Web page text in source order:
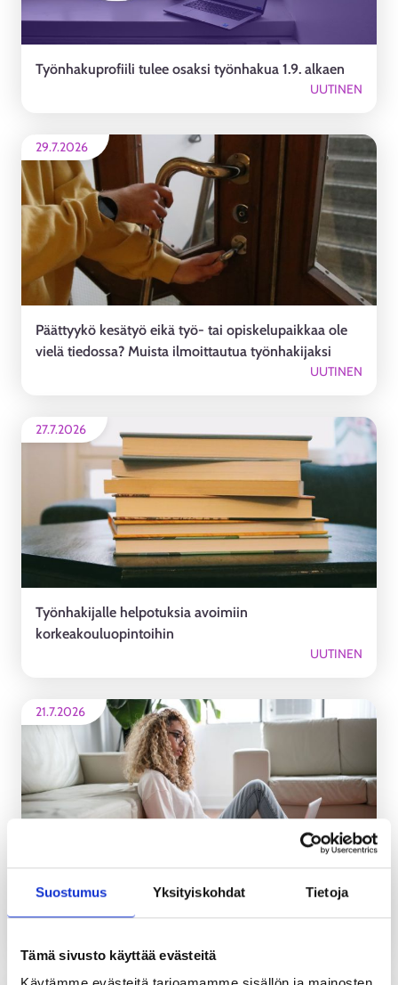
Suostumus Yksityiskohdat Tietoja
Tämä sivusto käyttää evästeitä
Työnhakuprofiili tulee osaksi työnhakua 1.9. alkaen
UUTINEN
29.7.2026
Päättyykö kesätyö eikä työ- tai opiskelupaikkaa ole
vielä tiedossa? Muista ilmoittautua työnhakijaksi
UUTINEN
27.7.2026
Työnhakijalle helpotuksia avoimiin
korkeakouluopintoihin
UUTINEN
21.7.2026
Uusia avoimia työpaikkoja hieman enemmän kuin
vuosi sitten